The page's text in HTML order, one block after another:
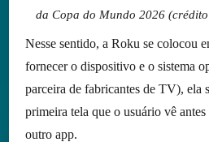
da Copa do Mundo 2026
Nesse sentido, a Roku se colocou
fornecer o dispositivo e o sistema
parceira de fabricantes de TV), ela
primeira tela que o usuário vê antes
outro app.